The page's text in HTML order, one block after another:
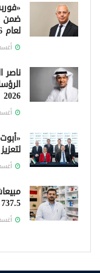
لعام 2026
2026
737.5 مليون دولار في الربع الثاني من 2026